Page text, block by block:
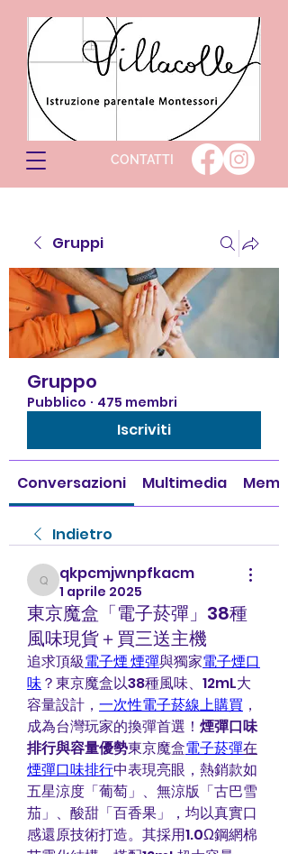
CONTATTI
Gruppi
Gruppo
Pubblico · 475 membri
Iscriviti
Conversazioni Multimedia
Indietro
qkpcmjwnpfkacm
qkpcmjwnpfkacm
1 aprile 2025
東京魔盒「電子菸彈」38種
風味現貨＋買三送主機
追求頂級電子煙 煙彈與獨家電子煙口
味？東京魔盒以38種風味、12mL大
容量設計， 一次性電子菸線上購買 ，
成為台灣玩家的換彈首選！ 煙彈口味
排行與容量優勢東京魔盒電子菸彈在
煙彈口味排行中表現亮眼，熱銷款如
五星涼度「葡萄」、無涼版「古巴雪
茄」、酸甜「百香果」，均以真實口
感還原技術打造。其採用1.0Ω鋼網棉